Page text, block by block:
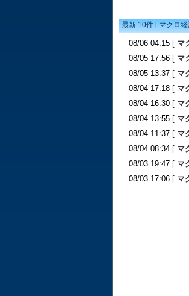
最新 10件 [ マクロ経
08/06 04:15 [ マ
08/05 17:56 [ マ
08/05 13:37 [ マ
08/04 17:18 [ マ
08/04 16:30 [ マ
08/04 13:55 [ マ
08/04 11:37 [ マ
08/04 08:34 [ マ
08/03 19:47 [ マ
08/03 17:06 [ マ